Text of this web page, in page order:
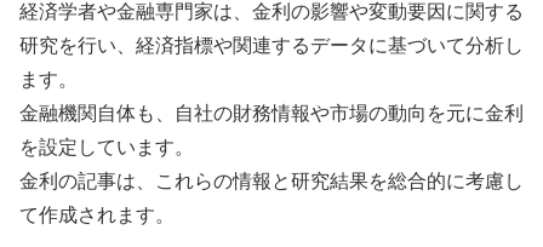
経済学者や金融専門家は、金利の影響や変動要因に関する
研究を行い、経済指標や関連するデータに基づいて分析し
ます。
金融機関自体も、自社の財務情報や市場の動向を元に金利
を設定しています。
金利の記事は、これらの情報と研究結果を総合的に考慮し
て作成されます。